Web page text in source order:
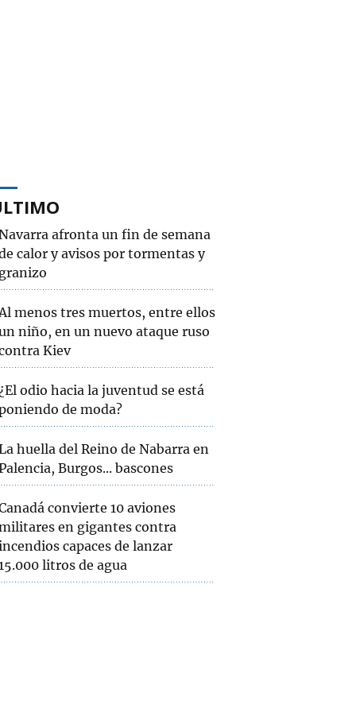
afronta un fin de semana
calor y avisos por tormentas y
granizo
menos tres muertos, entre ellos
niño, en un nuevo ataque ruso
Kiev
odio hacia la juventud se está
de moda?
huella del Reino de Nabarra en
Burgos... bascones
convierte 10 aviones
en gigantes contra
capaces de lanzar
litros de agua